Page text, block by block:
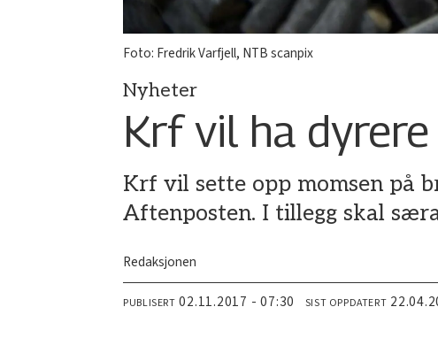
Foto: Fredrik Varfjell, NTB scanpix
Nyheter
Krf vil ha
Krf vil sette opp momsen på
Aftenposten. I tillegg skal
Redaksjonen
PUBLISERT 02.11.2017 - 07:30 SIST OPPDATERT